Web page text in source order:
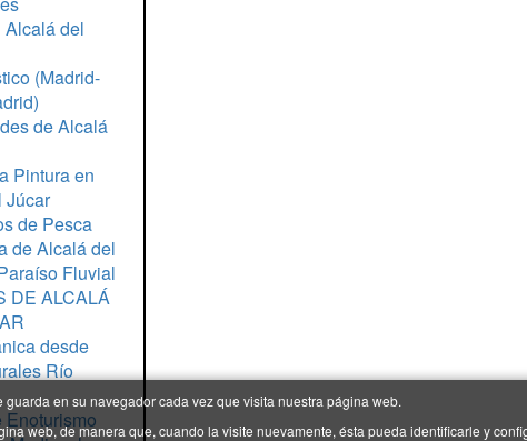
Alcalá del
(Madrid-
de Alcalá
Pintura en
Júcar
de Pesca
de Alcalá del
Fluvial
DE ALCALÁ
desde
Río
Enoturismo
en su navegador cada vez que visita nuestra página web.
web, de manera que, cuando la visite nuevamente, ésta pueda identificarle y